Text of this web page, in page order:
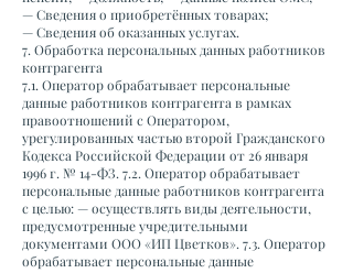
— Сведения о приобретённых товарах;
— Сведения об оказанных услугах.
7. Обработка персональных данных работников
контрагента
7.1. Оператор обрабатывает персональные
данные работников контрагента в рамках
правоотношений с Оператором,
урегулированных частью второй Гражданского
Кодекса Российской Федерации от 26 января
1996 г. № 14-ФЗ. 7.2. Оператор обрабатывает
персональные данные работников контрагента
с целью: — осуществлять виды деятельности,
предусмотренные учредительными
документами ООО «ИП Цветков». 7.3. Оператор
обрабатывает персональные данные